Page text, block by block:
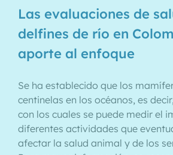
Las evaluaciones de
delfines de río en
aporte al enfoque
Se ha establecido que los
centinelas en los océanos, es
con los cuales se puede medir el
diferentes actividades que
afectar la salud animal y de los